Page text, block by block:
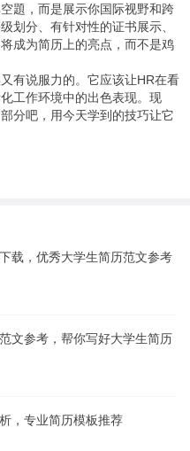
題，而是展示你国际视野和跨
划分、有针对性的证书展示、
成为简历上的亮点，而不是鸡
有说服力的。它应该让HR在看
工作环境中的出色表现。现
分吧，用今天学到的技巧让它
载，优秀大学生简历范文参考
文参考，帮你写好大学生简历
，专业简历模板推荐